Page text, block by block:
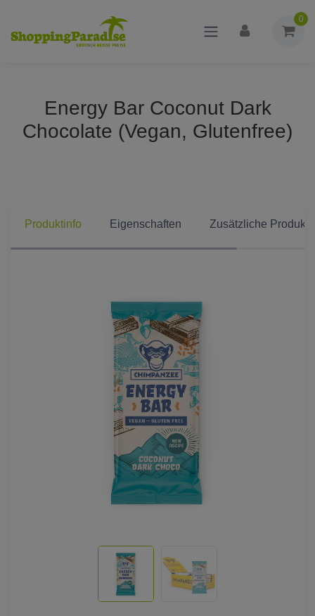
0
Energy Bar Coconut Dark
Chocolate (Vegan, Glutenfree)
Produktinfo Eigenschaften Zusätzliche